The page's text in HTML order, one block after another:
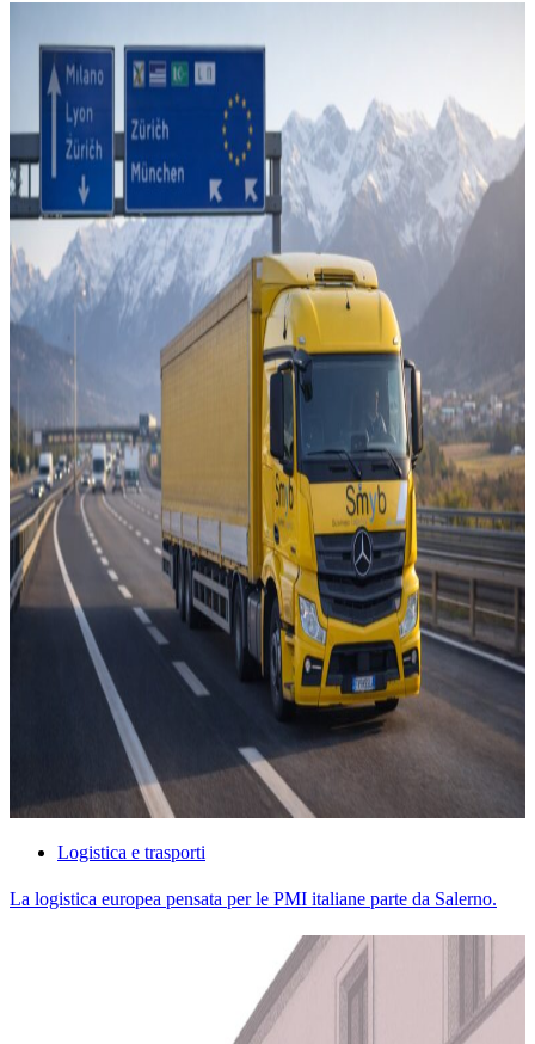
Logistica e trasporti
La logistica europea pensata per le PMI italiane parte da Salerno.